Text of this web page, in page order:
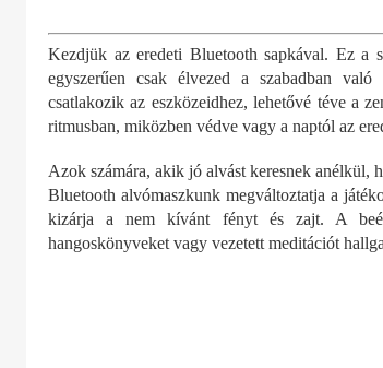
Kezdjük az eredeti Bluetooth sapkával. Ez a
egyszerűen csak élvezed a szabadban
csatlakozik az eszközeidhez, lehetővé téve a
ritmusban, miközben védve vagy a naptól az
Azok számára, akik jó alvást keresnek anélkül,
Bluetooth alvómaszkunk megváltoztatja a
kizárja a nem kívánt fényt és zajt. A
hangoskönyveket vagy vezetett meditációt